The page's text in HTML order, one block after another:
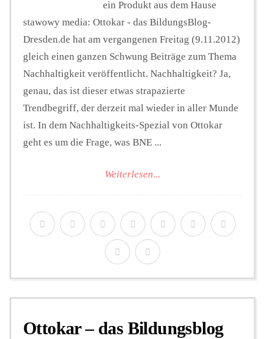
ein Produkt aus dem Hause
stawowy media: Ottokar - das BildungsBlog-
Dresden.de hat am vergangenen Freitag (9.11.2012)
gleich einen ganzen Schwung Beiträge zum Thema
Nachhaltigkeit veröffentlicht. Nachhaltigkeit? Ja,
genau, das ist dieser etwas strapazierte
Trendbegriff, der derzeit mal wieder in aller Munde
ist. In dem Nachhaltigkeits-Spezial von Ottokar
geht es um die Frage, was BNE ...
Weiterlesen...
Ottokar – das Bildungsblog